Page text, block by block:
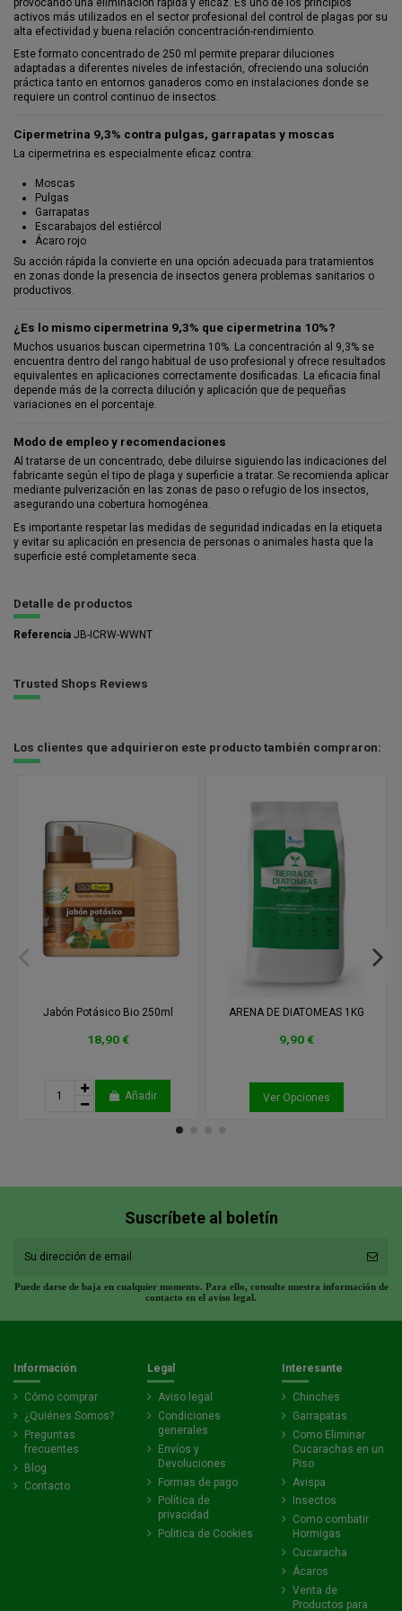
activos más utilizados en el sector profesional del control de plagas por su
alta efectividad y buena relación concentración-rendimiento.
Este formato concentrado de 250 ml permite preparar diluciones
adaptadas a diferentes niveles de infestación, ofreciendo una solución
práctica tanto en entornos ganaderos como en instalaciones donde se
requiere un control continuo de insectos.
Cipermetrina 9,3% contra pulgas, garrapatas y moscas
La cipermetrina es especialmente eficaz contra:
Moscas
Pulgas
Garrapatas
Escarabajos del estiércol
Ácaro rojo
Su acción rápida la convierte en una opción adecuada para tratamientos
en zonas donde la presencia de insectos genera problemas sanitarios o
productivos.
¿Es lo mismo cipermetrina 9,3% que cipermetrina 10%?
Muchos usuarios buscan cipermetrina 10%. La concentración al 9,3% se
encuentra dentro del rango habitual de uso profesional y ofrece resultados
equivalentes en aplicaciones correctamente dosificadas. La eficacia final
depende más de la correcta dilución y aplicación que de pequeñas
variaciones en el porcentaje.
Modo de empleo y recomendaciones
Al tratarse de un concentrado, debe diluirse siguiendo las indicaciones del
fabricante según el tipo de plaga y superficie a tratar. Se recomienda aplicar
mediante pulverización en las zonas de paso o refugio de los insectos,
asegurando una cobertura homogénea.
Es importante respetar las medidas de seguridad indicadas en la etiqueta
y evitar su aplicación en presencia de personas o animales hasta que la
superficie esté completamente seca.
Detalle de productos
Referencia JB-ICRW-WWNT
Trusted Shops Reviews
Los clientes que adquirieron este producto también compraron:
Jabón Potásico Bio 250ml
18,90 €
Añadir
ARENA DE DIATOMEAS 1KG
9,90 €
Ver Opciones
Suscríbete al boletín
Puede darse de baja en cualquier momento. Para ello, consulte nuestra información de
contacto en el aviso legal.
Información
Cómo comprar
¿Quiénes Somos?
Preguntas
frecuentes
Blog
Contacto
Legal
Aviso legal
Condiciones
generales
Envíos y
Devoluciones
Formas de pago
Política de
privacidad
Politica de Cookies
Interesante
Chinches
Garrapatas
Como Eliminar
Cucarachas en un
Piso
Avispa
Insectos
Como combatir
Hormigas
Cucaracha
Ácaros
Venta de
Productos para